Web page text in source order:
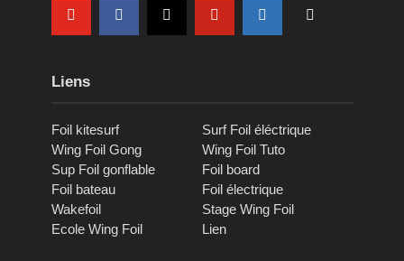
Liens
Foil kitesurf
Surf Foil éléctrique
Wing Foil Gong
Wing Foil Tuto
Sup Foil gonflable
Foil board
Foil bateau
Foil électrique
Wakefoil
Stage Wing Foil
Ecole Wing Foil
Lien